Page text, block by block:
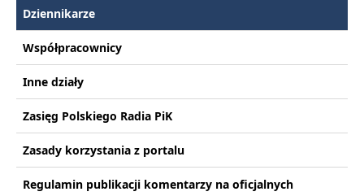
Dziennikarze
Współpracownicy
Inne działy
Zasięg Polskiego Radia PiK
Zasady korzystania z portalu
Regulamin publikacji komentarzy na oficjalnych